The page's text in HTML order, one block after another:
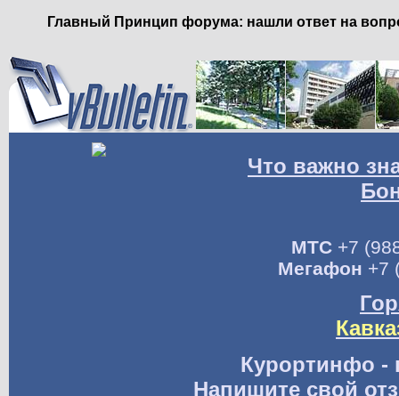
Главный Принцип форума: нашли ответ на
Что важно
МТС+7
Мегафон +7
Курортинфо -
Напишите свой